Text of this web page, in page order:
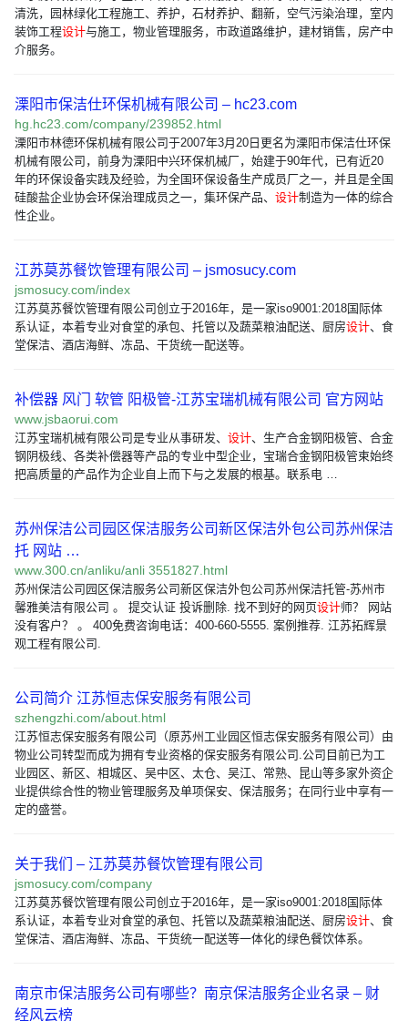
清洗，园林绿化工程施工、养护，石材养护、翻新，空气污染治理，室内
装饰工程设计与施工，物业管理服务，市政道路维护，建材销售，房产中
介服务。
溧阳市保洁仕环保机械有限公司 – hc23.com
hg.hc23.com/company/239852.html
溧阳市林德环保机械有限公司于2007年3月20日更名为溧阳市保洁仕环保
机械有限公司，前身为溧阳中兴环保机械厂，始建于90年代，已有近20
年的环保设备实践及经验，为全国环保设备生产成员厂之一，并且是全国
硅酸盐企业协会环保治理成员之一，集环保产品、 设计制造为一体的综合
性企业。
江苏莫苏餐饮管理有限公司 – jsmosucy.com
jsmosucy.com/index
江苏莫苏餐饮管理有限公司创立于2016年，是一家iso9001:2018国际体
系认证，本着专业对食堂的承包、托管以及蔬菜粮油配送、厨房设计、食
堂保洁、酒店海鲜、冻品、干货统一配送等。
补偿器 风门 软管 阳极管-江苏宝瑞机械有限公司 官方网站
www.jsbaorui.com
江苏宝瑞机械有限公司是专业从事研发、 设计、生产合金钢阳极管、合金
钢阴极线、各类补偿器等产品的专业中型企业，宝瑞合金钢阳极管束始终
把高质量的产品作为企业自上而下与之发展的根基。联系电 …
苏州保洁公司园区保洁服务公司新区保洁外包公司苏州保洁
托 网站 …
www.300.cn/anliku/anli 3551827.html
苏州保洁公司园区保洁服务公司新区保洁外包公司苏州保洁托管-苏州市
馨雅美洁有限公司 。 提交认证 投诉删除. 找不到好的网页设计师？ 网站
没有客户？ 。 400免费咨询电话：400-660-5555. 案例推荐. 江苏拓辉景
观工程有限公司.
公司简介 江苏恒志保安服务有限公司
szhengzhi.com/about.html
江苏恒志保安服务有限公司（原苏州工业园区恒志保安服务有限公司）由
物业公司转型而成为拥有专业资格的保安服务有限公司.公司目前已为工
业园区、新区、相城区、吴中区、太仓、吴江、常熟、昆山等多家外资企
业提供综合性的物业管理服务及单项保安、保洁服务；在同行业中享有一
定的盛誉。
关于我们 – 江苏莫苏餐饮管理有限公司
jsmosucy.com/company
江苏莫苏餐饮管理有限公司创立于2016年，是一家iso9001:2018国际体
系认证，本着专业对食堂的承包、托管以及蔬菜粮油配送、厨房设计、食
堂保洁、酒店海鲜、冻品、干货统一配送等一体化的绿色餐饮体系。
南京市保洁服务公司有哪些？南京保洁服务企业名录 – 财
经风云榜